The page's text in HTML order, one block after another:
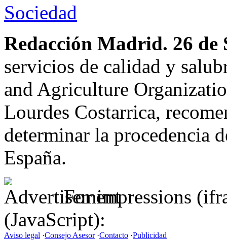
Sociedad
Redacción Madrid. 26 de
servicios de calidad y
and Agriculture
Lourdes Costarrica,
determinar la procedencia
España.
For impressions
(JavaScript):
Aviso legal ·Consejo Asesor·Contacto ·Publicidad